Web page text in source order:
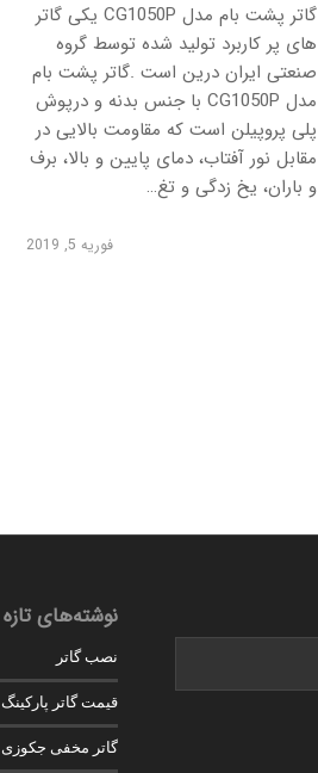
گاتر پشت بام مدل CG1050P یکی گاتر
های پر کاربرد تولید شده توسط گروه
صنعتی ایران درین است .گاتر پشت بام
مدل CG1050P با جنس بدنه و درپوش
پلی پروپیلن است که مقاومت بالایی در
مقابل نور آفتاب، دمای پایین و بالا، برف
و باران، یخ زدگی و تغ…
فوریه 5, 2019
نوشته‌های تازه
نصب گاتر
قیمت گاتر پارکینگ
گاتر مخفی جکوزی